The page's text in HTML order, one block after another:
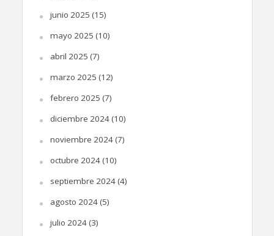
junio 2025 (15)
mayo 2025 (10)
abril 2025 (7)
marzo 2025 (12)
febrero 2025 (7)
diciembre 2024(10)
noviembre 2024(7)
octubre 2024(10)
septiembre 2024(4)
agosto 2024(5)
julio 2024(3)